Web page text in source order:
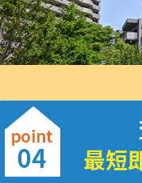
最短